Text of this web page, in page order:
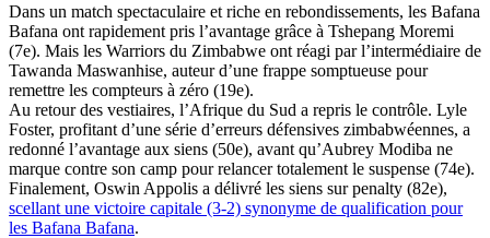
Dans un match spectaculaire et riche en rebondissements, les Bafana
Bafana ont rapidement pris l’avantage grâce à Tshepang Moremi
(7e). Mais les Warriors du Zimbabwe ont réagi par l’intermédiaire de
Tawanda Maswanhise, auteur d’une frappe somptueuse pour
remettre les compteurs à zéro (19e).
‎Au retour des vestiaires, l’Afrique du Sud a repris le contrôle. Lyle
Foster, profitant d’une série d’erreurs défensives zimbabwéennes, a
redonné l’avantage aux siens (50e), avant qu’Aubrey Modiba ne
marque contre son camp pour relancer totalement le suspense (74e).
Finalement, Oswin Appolis a délivré les siens sur penalty (82e),
scellant une victoire capitale (3-2) synonyme de qualification pour
les Bafana Bafana.